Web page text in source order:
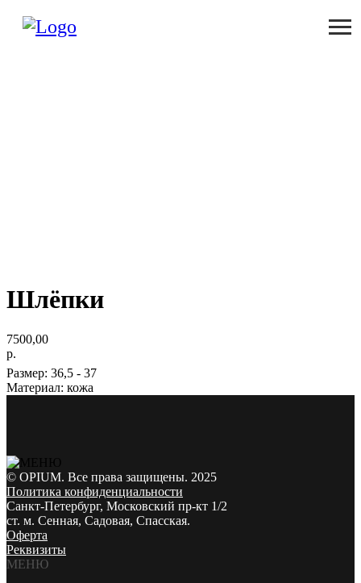
Шлёпки
7500,00
р.
Размер: 36,5 - 37
Материал: кожа
© OPIUM. Все права защищены. 2025
Политика конфиденциальности
Санкт-Петербург, Московский пр-кт 1/2
ст. м. Сенная, Садовая, Спасская.
Оферта
Реквизиты
МЕНЮ